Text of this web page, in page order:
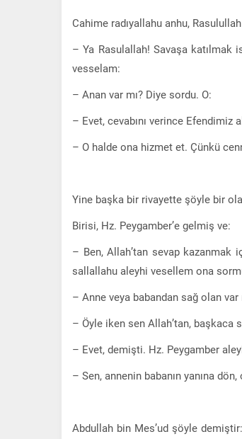
Cahime radıyallahu anhu,
– Ya Rasulallah! Savaşa
vesselam:
– Anan var mı? Diye sordu. O:
– Evet, cevabını verince Efendimiz
– O halde ona hizmet et. Çünkü
Yine başka bir rivayette şöyle bir
Birisi, Hz. Peygamber’e gelmiş ve:
– Ben, Allah’tan sevap
sallallahu aleyhi vesellem ona
– Anne veya babandan sağ olan var
– Öyle iken sen Allah’tan, başkaca
– Evet, demişti. Hz. Peygamber
– Sen, annenin babanın yanına
Abdullah bin Mes’ud şöyle